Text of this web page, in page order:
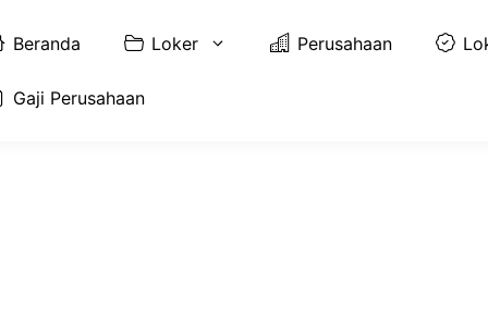
Beranda Loker Perusahaan
Gaji Perusahaan